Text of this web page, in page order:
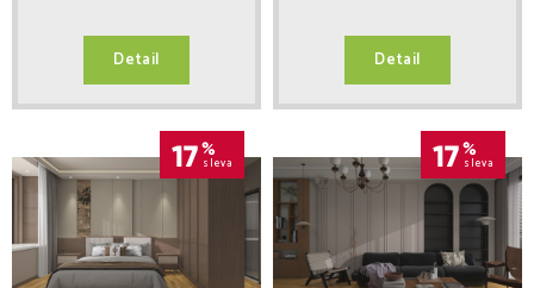
Detail Detail
17%
sleva 17%
sleva